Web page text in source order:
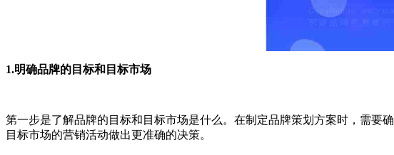
1.明确品牌的目标和目标市场
第一步是了解品牌的目标和目标市场是什么。在制定品牌策划方案时，需要
目标市场的营销活动做出更准确的决策。